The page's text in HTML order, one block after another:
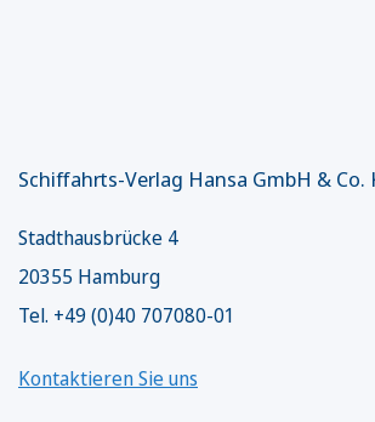
Schiffahrts-Verlag Hansa GmbH & Co.
Stadthausbrücke 4
20355 Hamburg
Tel. +49 (0)40 707080-01
Kontaktieren Sie uns